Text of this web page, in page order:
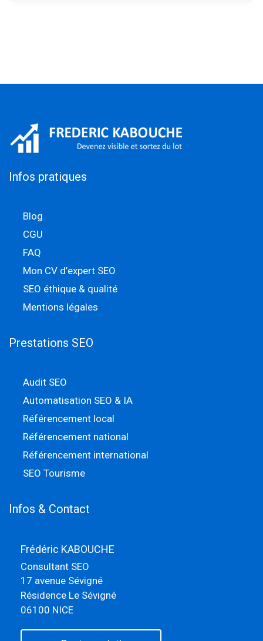
Infos pratiques
Blog
CGU
FAQ
Mon CV d’expert SEO
SEO éthique & qualité
Mentions légales
Prestations SEO
Audit SEO
Automatisation SEO & IA
Référencement local
Référencement national
Référencement international
SEO Tourisme
Infos & Contact
Frédéric KABOUCHE
Consultant SEO
17 avenue Sévigné
Résidence Le Sévigné
06100 NICE